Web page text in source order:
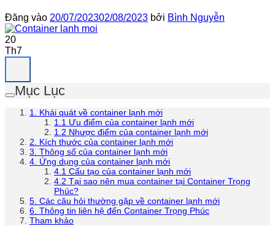
Đăng vào 20/07/202302/08/2023 bởi Bình Nguyễn
20
Th7
Mục Lục
1. Khái quát về container lạnh mới
1.1 Ưu điểm của container lạnh mới
1.2 Nhược điểm của container lạnh mới
2. Kích thước của container lạnh mới
3. Thông số của container lạnh mới
4. Ứng dụng của container lạnh mới
4.1 Cấu tạo của container lạnh mới
4.2 Tại sao nên mua container tại Container Trọng
Phúc?
5. Các câu hỏi thường gặp về container lạnh mới
6. Thông tin liên hệ đến Container Trọng Phúc
Tham khảo